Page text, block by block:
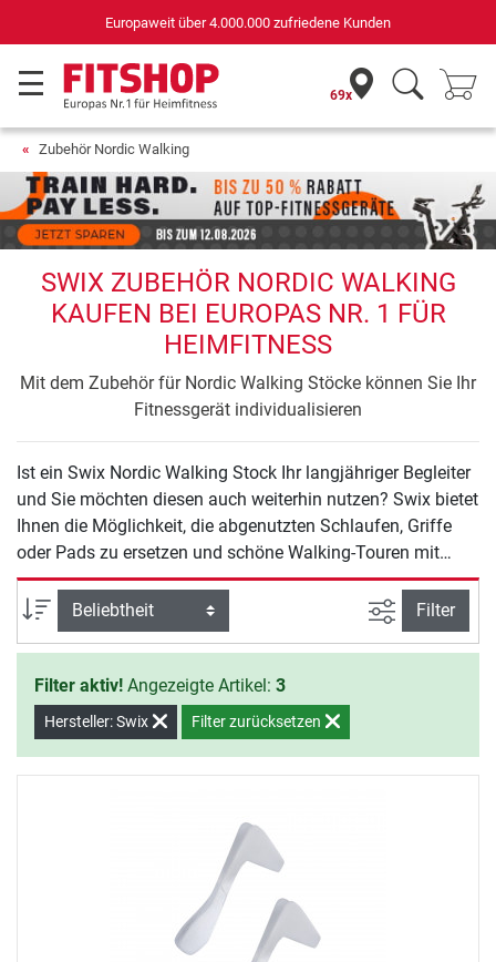
Europaweit über 4.000.000 zufriedene Kunden
69x
Zubehör Nordic Walking
SWIX ZUBEHÖR NORDIC WALKING
KAUFEN BEI EUROPAS NR. 1 FÜR
HEIMFITNESS
Mit dem Zubehör für Nordic Walking Stöcke können Sie Ihr
Fitnessgerät individualisieren
Ist ein Swix Nordic Walking Stock Ihr langjähriger Begleiter
und Sie möchten diesen auch weiterhin nutzen? Swix bietet
Ihnen die Möglichkeit, die abgenutzten Schlaufen, Griffe
oder Pads zu ersetzen und schöne Walking-Touren mit
Ihrem treuen Nordic Walking-Freund weiter zu genießen.
Sortierung
Ansicht
Filter
Filter aktiv! Angezeigte Artikel: 3
Hersteller: Swix Filter zurücksetzen